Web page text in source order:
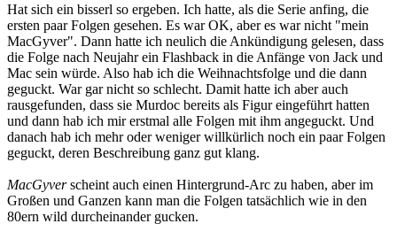
Hat sich ein bisserl so ergeben. Ich hatte, als die Serie anfing, die
ersten paar Folgen gesehen. Es war OK, aber es war nicht "mein
MacGyver". Dann hatte ich neulich die Ankündigung gelesen, dass
die Folge nach Neujahr ein Flashback in die Anfänge von Jack und
Mac sein würde. Also hab ich die Weihnachtsfolge und die dann
geguckt. War gar nicht so schlecht. Damit hatte ich aber auch
rausgefunden, dass sie Murdoc bereits als Figur eingeführt hatten
und dann hab ich mir erstmal alle Folgen mit ihm angeguckt. Und
danach hab ich mehr oder weniger willkürlich noch ein paar Folgen
geguckt, deren Beschreibung ganz gut klang.
MacGyverscheint auch einen Hintergrund-Arc zu haben, aber im
Großen und Ganzen kann man die Folgen tatsächlich wie in den
80ern wild durcheinander gucken.